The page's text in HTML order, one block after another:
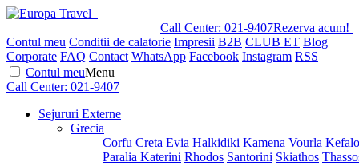
Call Center: 021-9407Rezerva acum!
Contul meu Conditii de calatorie Impresii B2B CLUB ET Blog
Corporate FAQ Contact WhatsApp Facebook Instagram RSS
Contul meuMenu
Call Center: 021-9407
Sejururi Externe
Grecia
Corfu Creta Evia Halkidiki Kamena Vourla
Paralia Katerini Rhodos Santorini Skiathos